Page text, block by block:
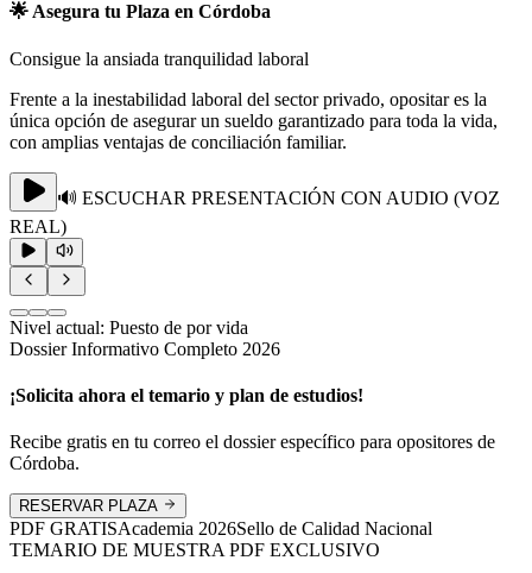
🌟 Asegura tu Plaza en Córdoba
Consigue la ansiada tranquilidad laboral
Frente a la inestabilidad laboral del sector privado, opositar es la
única opción de asegurar un sueldo garantizado para toda la vida,
con amplias ventajas de conciliación familiar.
🔊 ESCUCHAR PRESENTACIÓN CON AUDIO (VOZ
REAL)
Nivel actual: Puesto de por vida
Dossier Informativo Completo 2026
¡Solicita ahora el temario y plan de estudios!
Recibe gratis en tu correo el dossier específico para opositores de
Córdoba.
RESERVAR PLAZA
PDF GRATISAcademia 2026Sello de Calidad Nacional
TEMARIO DE MUESTRA PDF EXCLUSIVO